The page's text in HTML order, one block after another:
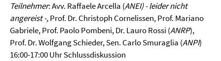
Teilnehmer: Avv. Raffaele Arcella (ANEI) - leider nicht
angereist -,Prof. Dr. Christoph Cornelissen, Prof. Mariano
Gabriele, Prof. Paolo Pombeni, Dr. Lauro Rossi (ANRP),
Prof. Dr. Wolfgang Schieder, Sen. Carlo Smuraglia (ANPI)
16:00-17:00 Uhr Schlussdiskussion